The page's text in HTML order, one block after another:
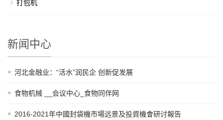
打包机
新闻中心
河北金融业：“活水”润民企 创新促发展
食物机械 __会议中心_食物同伴网
2016-2021年中國封袋機市場远景及投資機會研讨報告